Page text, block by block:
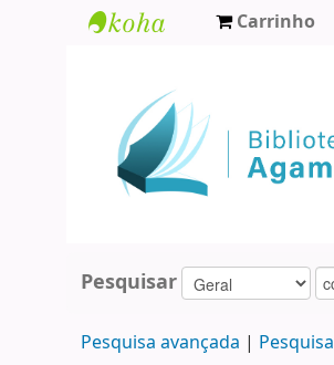
Agamenon
Magalhães
Carrinho
Pesquisar
Pesquisa avançada